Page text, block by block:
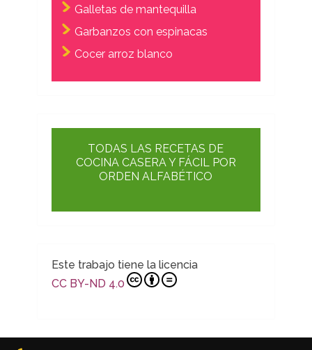
Galletas de mantequilla
Garbanzos con espinacas
Cocer arroz blanco
TODAS LAS RECETAS DE
COCINA CASERA Y FÁCIL POR
ORDEN ALFABÉTICO
Este trabajo tiene la licencia
CC BY-ND 4.0